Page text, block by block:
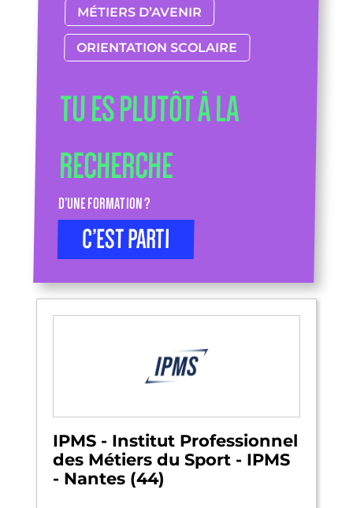
MÉTIERS D’AVENIR
ORIENTATION SCOLAIRE
TU ES PLUTÔT À LA
RECHERCHE
D’UNE FORMATION ?
C’EST PARTI
IPMS - Institut Professionnel
des Métiers du Sport - IPMS
- Nantes (44)